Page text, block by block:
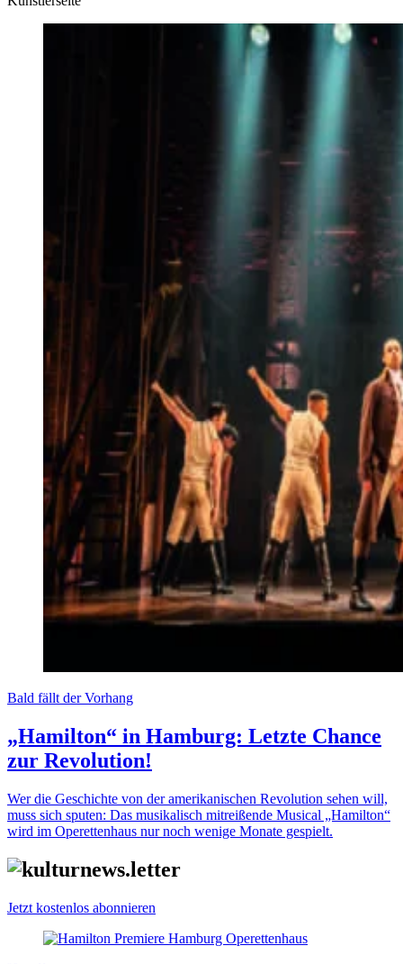
Bald fällt der Vorhang
„Hamilton“ in Hamburg: Letzte Chance
zur Revolution!
Wer die Geschichte von der amerikanischen Revolution sehen will,
muss sich sputen: Das musikalisch mitreißende Musical „Hamilton“
wird im Operettenhaus nur noch wenige Monate gespielt.
Jetzt kostenlos abonnieren